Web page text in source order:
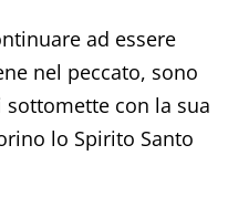
ad essere
nel peccato, sono
con la sua
lo Spirito Santo